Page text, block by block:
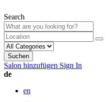
Search
Suchen
Salon hinzufügen Sign In
de
en